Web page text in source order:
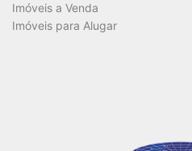
Imóveis a Venda
Imóveis para Alugar